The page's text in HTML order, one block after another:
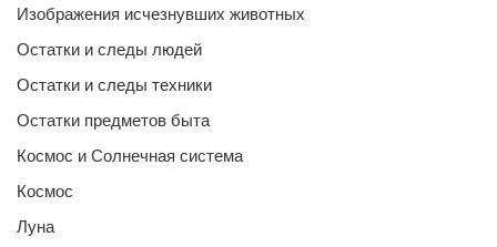
Изображения исчезнувших животных
Остатки и следы людей
Остатки и следы техники
Остатки предметов быта
Космос и Солнечная система
Космос
Луна